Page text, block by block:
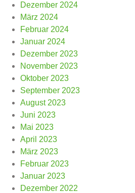
Dezember 2024
März 2024
Februar 2024
Januar 2024
Dezember 2023
November 2023
Oktober 2023
September 2023
August 2023
Juni 2023
Mai 2023
April 2023
März 2023
Februar 2023
Januar 2023
Dezember 2022